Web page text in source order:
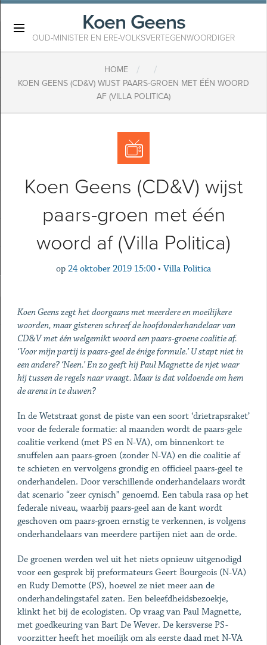
Koen Geens
OUD-MINISTER EN ERE-VOLKSVERTEGENWOORDIGER
HOME / /
KOEN GEENS (CD&V) WIJST PAARS-GROEN MET ÉÉN WOORD
AF (VILLA POLITICA)
Koen Geens (CD&V) wijst
paars-groen met één
woord af (Villa Politica)
op 24 oktober 2019 15:00 • Villa Politica
Koen Geens zegt het doorgaans met meerdere en moeilijkere
woorden, maar gisteren schreef de hoofdonderhandelaar van
CD&V met één welgemikt woord een paars-groene coalitie af.
‘Voor mijn partij is paars-geel de énige formule.’ U stapt niet in
een andere? ‘Neen.’ En zo geeft hij Paul Magnette de njet waar
hij tussen de regels naar vraagt. Maar is dat voldoende om hem
de arena in te duwen?
In de Wetstraat gonst de piste van een soort ‘drietrapsraket’
voor de federale formatie: al maanden wordt de paars-gele
coalitie verkend (met PS en N-VA), om binnenkort te
snuffelen aan paars-groen (zonder N-VA) en die coalitie af
te schieten en vervolgens grondig en officieel paars-geel te
onderhandelen. Door verschillende onderhandelaars wordt
dat scenario “zeer cynisch” genoemd. Een tabula rasa op het
federale niveau, waarbij paars-geel aan de kant wordt
geschoven om paars-groen ernstig te verkennen, is volgens
onderhandelaars van meerdere partijen niet aan de orde.
De groenen werden wel uit het niets opnieuw uitgenodigd
voor een gesprek bij preformateurs Geert Bourgeois (N-VA)
en Rudy Demotte (PS), hoewel ze niet meer aan de
onderhandelingstafel zaten. Een beleefdheidsbezoekje,
klinkt het bij de ecologisten. Op vraag van Paul Magnette,
met goedkeuring van Bart De Wever. De kersverse PS-
voorzitter heeft het moeilijk om als eerste daad met N-VA